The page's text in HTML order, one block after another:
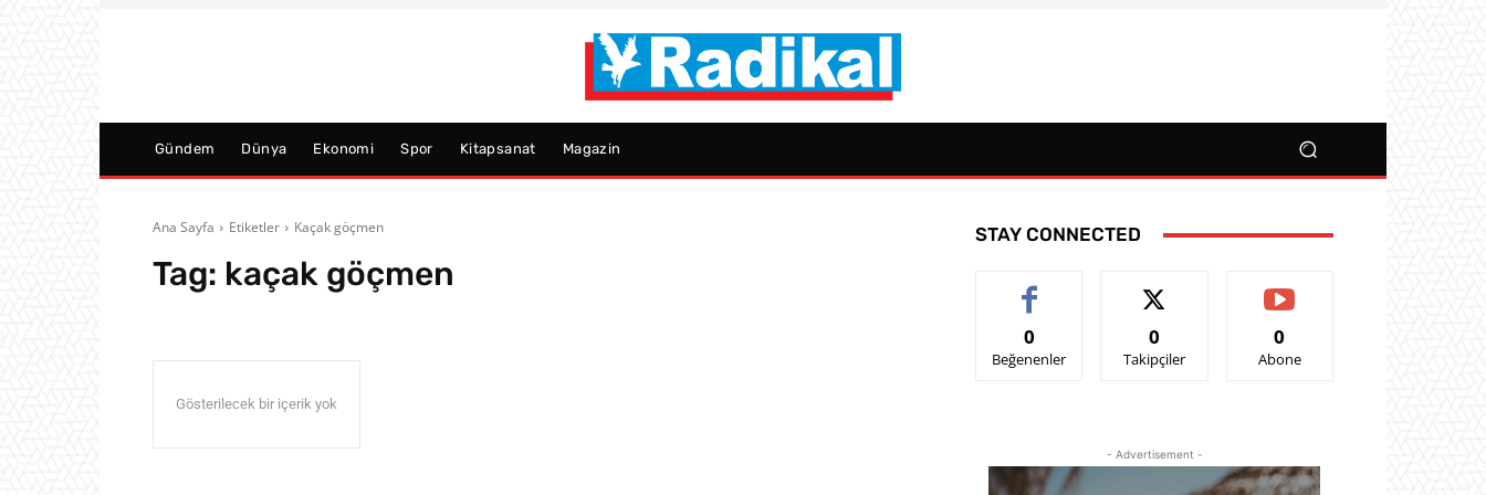
Gündem Dünya Ekonomi Spor Kitapsanat Magazin
Ana Sayfa Etiketler Kaçak göçmen
Tag: kaçak göçmen
Gösterilecek bir içerik yok
STAY CONNECTED
0
Beğenenler
0
Takipçiler
0
Abone
- Advertisement -